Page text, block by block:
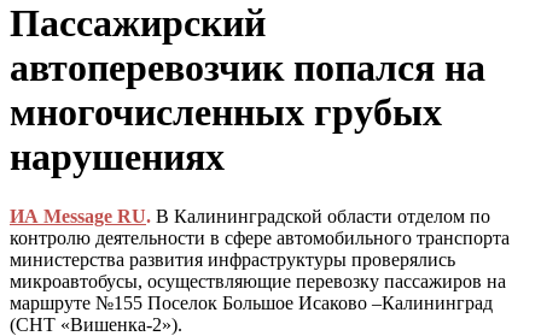
Пассажирский
автоперевозчик попался на
многочисленных грубых
нарушениях
ИА Message RU. В Калининградской области отделом по
контролю деятельности в сфере автомобильного транспорта
министерства развития инфраструктуры проверялись
микроавтобусы, осуществляющие перевозку пассажиров на
маршруте №155 Поселок Большое Исаково –Калининград
(СНТ «Вишенка-2»).